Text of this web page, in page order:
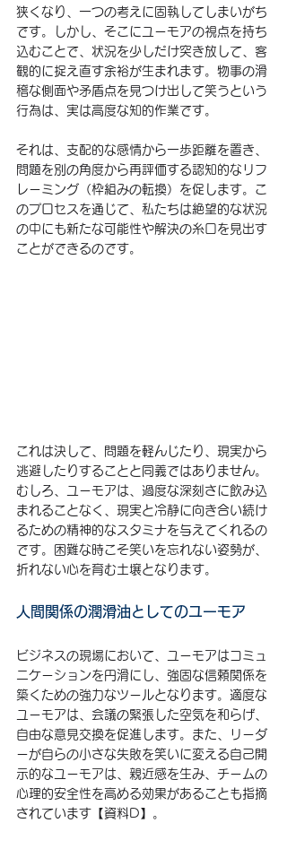
狭くなり、一つの考えに固執してしまいがち
です。しかし、そこにユーモアの視点を持ち
込むことで、状況を少しだけ突き放して、客
観的に捉え直す余裕が生まれます。物事の滑
稽な側面や矛盾点を見つけ出して笑うという
行為は、実は高度な知的作業です。
それは、支配的な感情から一歩距離を置き、
問題を別の角度から再評価する認知的なリフ
レーミング（枠組みの転換）を促します。こ
のプロセスを通じて、私たちは絶望的な状況
の中にも新たな可能性や解決の糸口を見出す
ことができるのです。
これは決して、問題を軽んじたり、現実から
逃避したりすることと同義ではありません。
むしろ、ユーモアは、過度な深刻さに飲み込
まれることなく、現実と冷静に向き合い続け
るための精神的なスタミナを与えてくれるの
です。困難な時こそ笑いを忘れない姿勢が、
折れない心を育む土壌となります。
人間関係の潤滑油としてのユーモア
ビジネスの現場において、ユーモアはコミュ
ニケーションを円滑にし、強固な信頼関係を
築くための強力なツールとなります。適度な
ユーモアは、会議の緊張した空気を和らげ、
自由な意見交換を促進します。また、リーダ
ーが自らの小さな失敗を笑いに変える自己開
示的なユーモアは、親近感を生み、チームの
心理的安全性を高める効果があることも指摘
されています【資料D】。